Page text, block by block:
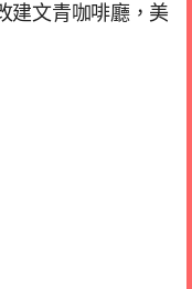
建文青咖啡廳，美